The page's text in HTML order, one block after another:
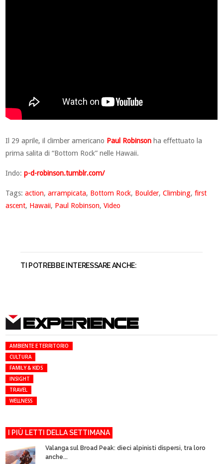
Il 29 aprile, il climber americano Paul Robinson ha effettuato la
prima salita di “Bottom Rock” nelle Hawaii.
Indo:p-d-robinson.tumblr.com/
Tags:action,arrampicata, Bottom Rock, Boulder,Climbing,first
ascent, Hawaii, Paul Robinson,Video
TI POTREBBE INTERESSARE ANCHE:
EXPERIENCE
AMBIENTE E TERRITORIO
CULTURA
FAMILY & KIDS
INSIGHT
TRAVEL
WELLNESS
I PIÙ LETTI DELLA SETTIMANA
Valanga sul Broad Peak: dieci alpinisti dispersi, tra loro
anche...